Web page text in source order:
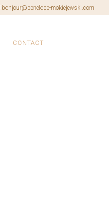
bonjour@penelope-mokiejewski.com
CONTACT